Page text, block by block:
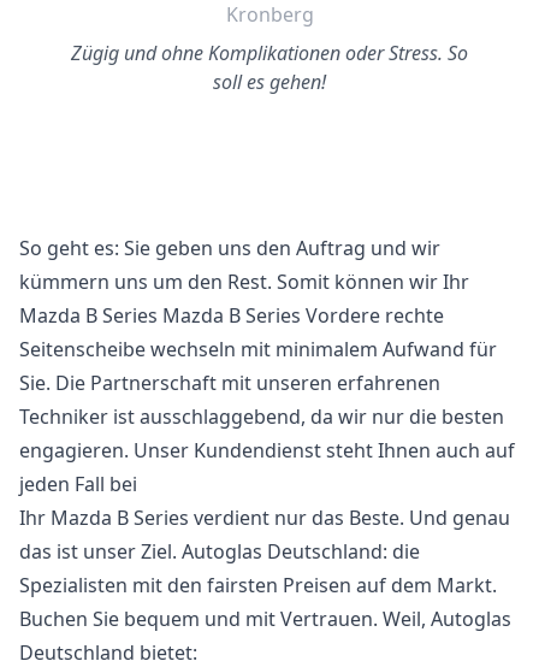
Kronberg
Zügig und ohne Komplikationen oder Stress. So
soll es gehen!
So geht es: Sie geben uns den Auftrag und wir
kümmern uns um den Rest. Somit können wir Ihr
Mazda B Series Mazda B Series Vordere rechte
Seitenscheibe wechseln mit minimalem Aufwand für
Sie. Die Partnerschaft mit unseren erfahrenen
Techniker ist ausschlaggebend, da wir nur die besten
engagieren. Unser Kundendienst steht Ihnen auch auf
jeden Fall bei
Ihr Mazda B Series verdient nur das Beste. Und genau
das ist unser Ziel. Autoglas Deutschland: die
Spezialisten mit den fairsten Preisen auf dem Markt.
Buchen Sie bequem und mit Vertrauen. Weil, Autoglas
Deutschland bietet: